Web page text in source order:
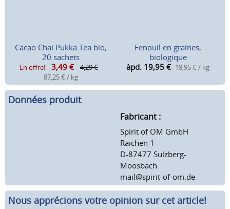
Cacao Chai Pukka Tea bio,
20 sachets
En offre! 3,49 €
4,29 €
87,25 € / kg
Fenouil en graines,
biologique
àpd. 19,95 € 19,95 € / kg
Données produit
Fabricant :
Spirit of OM GmbH
Raichen 1
D-87477 Sulzberg-
Moosbach
mail@spirit-of-om.de
Nous apprécions votre opinion sur cet article!